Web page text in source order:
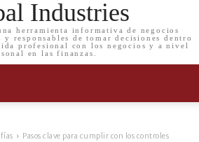
Industries
herramienta informativa de negocios
responsables de tomar decisiones dentro
profesional con los negocios y a nivel
en las finanzas.
Pasos clave para cumplir con los controles